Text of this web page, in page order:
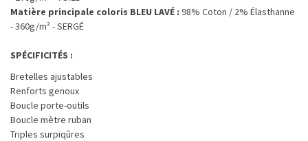
Matière principale coloris BLEU LAVÉ : 98% Coton / 2% Élasthanne
- 360g/m² - SERGÉ
SPÉCIFICITÉS :
Bretelles ajustables
Renforts genoux
Boucle porte-outils
Boucle mètre ruban
Triples surpiqûres